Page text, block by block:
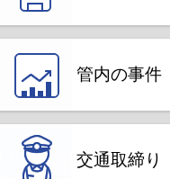
管内の事件
交通取締り